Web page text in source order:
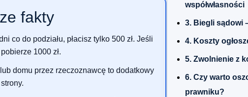
fakty
co do podziału, płacisz tylko 500 zł. Jeśli
1000 zł.
domu przez rzeczoznawcę to dodatkowy
współwłasności
3. Biegli sądowi
4. Koszty
5. Zwolnienie z
6. Czy warto
prawniku?